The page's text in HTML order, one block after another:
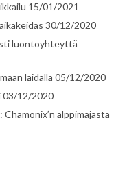
15/01/2021
30/12/2020
luontoyhteyttä
laidalla 05/12/2020
03/12/2020
alppimajasta